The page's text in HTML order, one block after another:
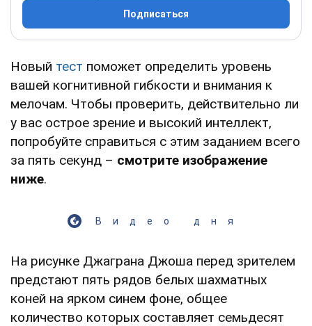
Подписаться
Новый тест поможет определить уровень
вашей когнитивной гибкости и внимания к
мелочам. Чтобы проверить, действительно ли
у вас острое зрение и высокий интеллект,
попробуйте справиться с этим заданием всего
за пять секунд – смотрите изображение
ниже.
Видео дня
На рисунке Джаграна Джоша перед зрителем
предстают пять рядов белых шахматных
коней на ярком синем фоне, общее
количество которых составляет семьдесят